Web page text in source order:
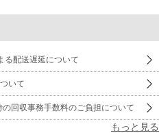
る配送遅延について
いて
の回収事務手数料のご負担について
もっと見る